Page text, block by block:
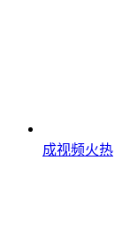
成视频火热